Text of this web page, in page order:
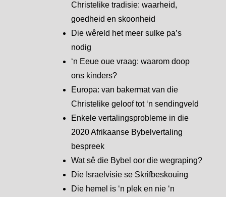
Christelike tradisie: waarheid,
goedheid en skoonheid
Die wêreld het meer sulke pa’s
nodig
‘n Eeue oue vraag: waarom doop
ons kinders?
Europa: van bakermat van die
Christelike geloof tot ‘n sendingveld
Enkele vertalingsprobleme in die
2020 Afrikaanse Bybelvertaling
bespreek
Wat sê die Bybel oor die wegraping?
Die Israelvisie se Skrifbeskouing
Die hemel is ‘n plek en nie ‘n